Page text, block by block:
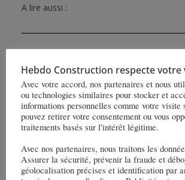
A lire aussi :
Hebdo Construction respecte votre
Avec votre accord, nos partenaires et nous
ou technologies similaires pour stocker et
informations personnelles comme votre visite
pouvez retirer votre consentement ou vous
traitements basés sur l'intérêt légitime.
Avec nos partenaires, nous traitons les
Assurer la sécurité, prévenir la fraude et
géolocalisation précises et identification par